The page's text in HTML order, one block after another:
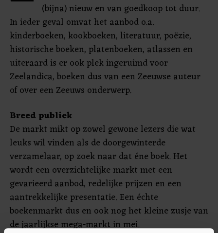
(bijna) nieuw en van goedkoop tot duur.
In ieder geval omvat het aanbod o.a.
kinderboeken, kookboeken, literatuur, poëzie,
historische boeken, platenboeken, atlassen en
uiteraard is er ook plek ingeruimd voor
Zeelandica, boeken dus van een Zeeuwse auteur
of over een Zeeuws onderwerp.
Breed publiek
De markt mikt op zowel gewone lezers die wat
leuks wil vinden als de doorgewinterde
verzamelaar, op zoek naar dat éne boek. Het
wordt een overzichtelijke markt met een
gevarieerd aanbod, redelijke prijzen en een
aantrekkelijke presentatie. Een échte
boekenmarkt dus en ook nog het kleine zusje van
de jaarlijkse mega-markt in mei.